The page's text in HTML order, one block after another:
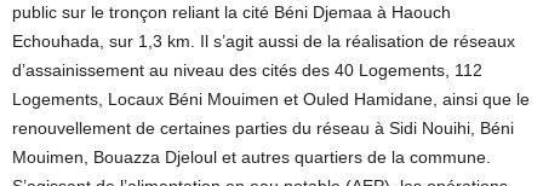
public sur le tronçon reliant la cité Béni Djemaa à Haouch
Echouhada, sur 1,3 km. Il s’agit aussi de la réalisation de réseaux
d’assainissement au niveau des cités des 40 Logements, 112
Logements, Locaux Béni Mouimen et Ouled Hamidane, ainsi que le
renouvellement de certaines parties du réseau à Sidi Nouihi, Béni
Mouimen, Bouazza Djeloul et autres quartiers de la commune.